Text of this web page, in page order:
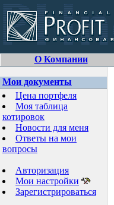
О Компании
Мои документы
Цена портфеля
Моя таблица
котировок
Новости для меня
Ответы на мои
вопросы
Авторизация
Мои настройки
Зарегистрироваться